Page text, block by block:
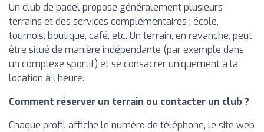
Un club de padel propose généralement plusieurs
terrains et des services complémentaires : école,
tournois, boutique, café, etc. Un terrain, en revanche, peut
être situé de manière indépendante (par exemple dans
un complexe sportif) et se consacrer uniquement à la
location à l’heure.
Comment réserver un terrain ou contacter un club ?
Chaque profil affiche le numéro de téléphone, le site web